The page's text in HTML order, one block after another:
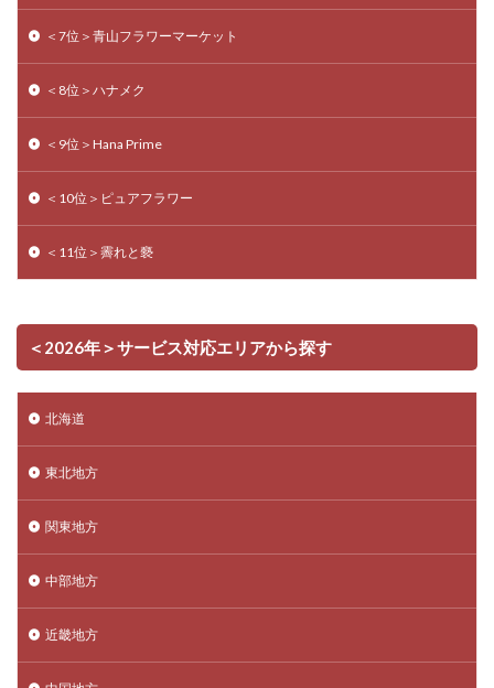
＜7位＞青山フラワーマーケット
＜8位＞ハナメク
＜9位＞Hana Prime
＜10位＞ピュアフラワー
＜11位＞霽れと褻
＜2026年＞サービス対応エリアから探す
北海道
東北地方
関東地方
中部地方
近畿地方